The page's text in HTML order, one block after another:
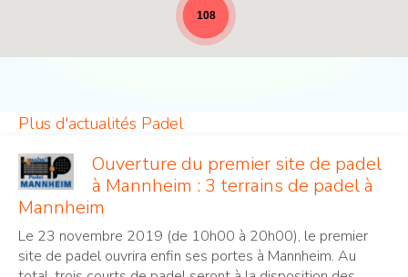
108
Plus d'actualités Padel
Ouverture du premier site de padel
à Mannheim : 3 terrains de padel à
Mannheim
Le 23 novembre 2019 (de 10h00 à 20h00), le premier
site de padel ouvrira enfin ses portes à Mannheim. Au